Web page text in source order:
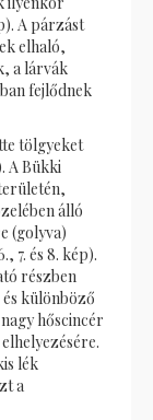
A párzást
elhaló,
a lárvák
fejlődnek
tölgyeket
A Bükki
álló
(golyva)
7. és 8. kép).
részben
különböző
hőscincér
lék
a